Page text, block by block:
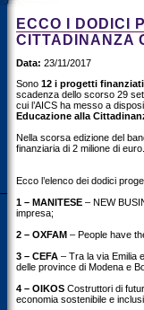
ECCO I DODICI
CITTADINANZA
Data: 23/11/2017
Sono 12 i progetti finanziati
scadenza dello scorso 29
cui l’AICS ha messo a
Educazione alla
Nella scorsa edizione del
finanziaria di 2 milione di
Ecco l’elenco dei dodici
1 – MANITESE – NEW
impresa;
2 – OXFAM – People have
3 – CEFA – Tra la via Emilia
delle province di Modena e
4 – OIKOS Costruttori di
economia sostenibile e